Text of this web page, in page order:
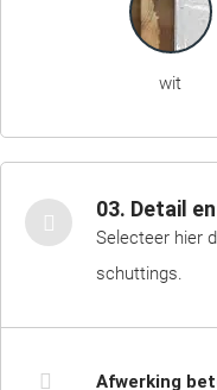
wit
03. Detail
Selecteer hier
schuttings.
Afwerking